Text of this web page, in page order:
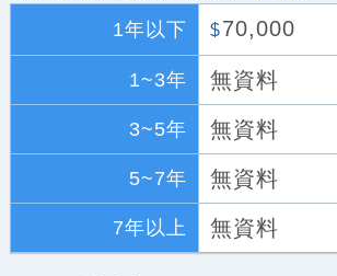
1年以下 $70,000
1~3年 無資料
3~5年 無資料
5~7年 無資料
7年以上 無資料